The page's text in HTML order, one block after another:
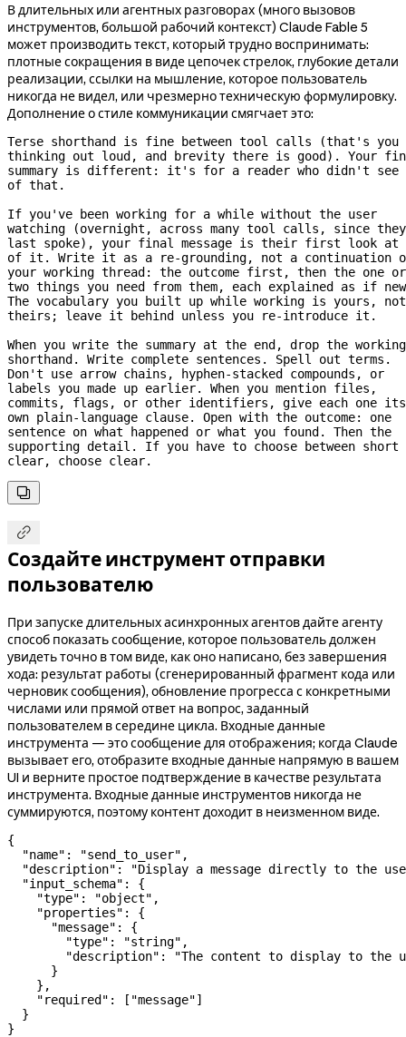
В длительных или агентных разговорах (много вызовов
инструментов, большой рабочий контекст) Claude Fable 5
может производить текст, который трудно воспринимать:
плотные сокращения в виде цепочек стрелок, глубокие детали
реализации, ссылки на мышление, которое пользователь
никогда не видел, или чрезмерно техническую формулировку.
Дополнение о стиле коммуникации смягчает это:
Terse shorthand is fine between tool calls (that's you
thinking out loud, and brevity there is good). Your
summary is different: it's for a reader who didn't see
of that.
If you've been working for a while without the user
watching (overnight, across many tool calls, since they
last spoke), your final message is their first look at
of it. Write it as a
re-grounding,
not a continuation
your working thread: the outcome first, then the one or
two things you need from them, each explained as if
The vocabulary you built up while working is yours, not
theirs; leave it behind unless you
re-introduce it.
When you write the summary at the end, drop the working
shorthand. Write complete sentences. Spell out terms.
Don't use arrow chains,
hyphen-stacked
compounds, or
labels you made up earlier. When you mention files,
commits, flags, or other identifiers, give each one its
own plain-language clause. Open with the outcome: one
sentence on what happened or what you found. Then the
supporting detail. If you have to choose between short
clear, choose clear.


Создайте инструмент отправки
пользователю
При запуске длительных асинхронных агентов дайте агенту
способ показать сообщение, которое пользователь должен
увидеть точно в том виде, как оно написано, без завершения
хода: результат работы (сгенерированный фрагмент кода или
черновик сообщения), обновление прогресса с конкретными
числами или прямой ответ на вопрос, заданный
пользователем в середине цикла. Входные данные
инструмента — это сообщение для отображения; когда Claude
вызывает его, отобразите входные данные напрямую в вашем
UI и верните простое подтверждение в качестве результата
инструмента. Входные данные инструментов никогда не
суммируются, поэтому контент доходит в неизменном виде.
{
  "name"
: "send_to_user" ,
  "description"
:
"Display a message directly to the
  "input_schema"
: {
    "type"
: "object" ,
    "properties"
: {
      "message"
: {
        "type"
: "string" ,
        "description"
:
"The content to display to the
      }
    },
    "required"
: [ "message"]
  }
}